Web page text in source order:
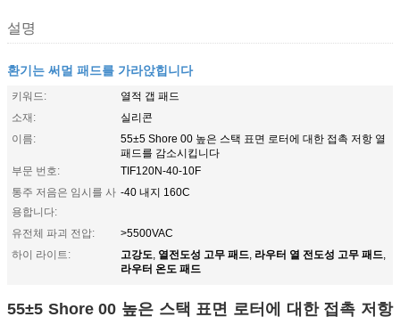
설명
환기는 써멀 패드를 가라앉힙니다
키워드:
열적 갭 패드
소재:
실리콘
이름:
55±5 Shore 00 높은 스택 표면 로터에 대한 접촉 저항 열
패드를 감소시킵니다
부문 번호:
TIF120N-40-10F
통주 저음은 임시를 사
용합니다:
-40 내지 160C
유전체 파괴 전압:
>5500VAC
하이 라이트:
고강도, 열전도성 고무 패드, 라우터 열 전도성 고무 패드,
라우터 온도 패드
55±5 Shore 00 높은 스택 표면 로터에 대한 접촉 저항